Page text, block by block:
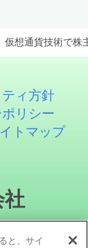
仮想通貨技術で株
ィ方針
リシー
トマップ
と、サイ